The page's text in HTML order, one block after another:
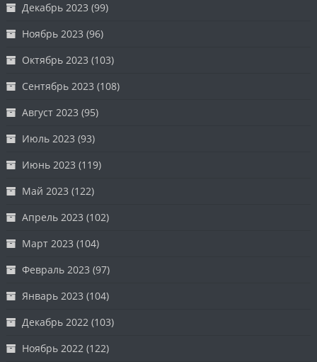
Декабрь 2023 (99)
Ноябрь 2023 (96)
Октябрь 2023 (103)
Сентябрь 2023 (108)
Август 2023 (95)
Июль 2023 (93)
Июнь 2023 (119)
Май 2023 (122)
Апрель 2023 (102)
Март 2023 (104)
Февраль 2023 (97)
Январь 2023 (104)
Декабрь 2022 (103)
Ноябрь 2022 (122)